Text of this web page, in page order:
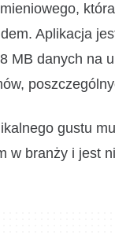
Aplikacja
MB danych na
gustu
w branży i jest